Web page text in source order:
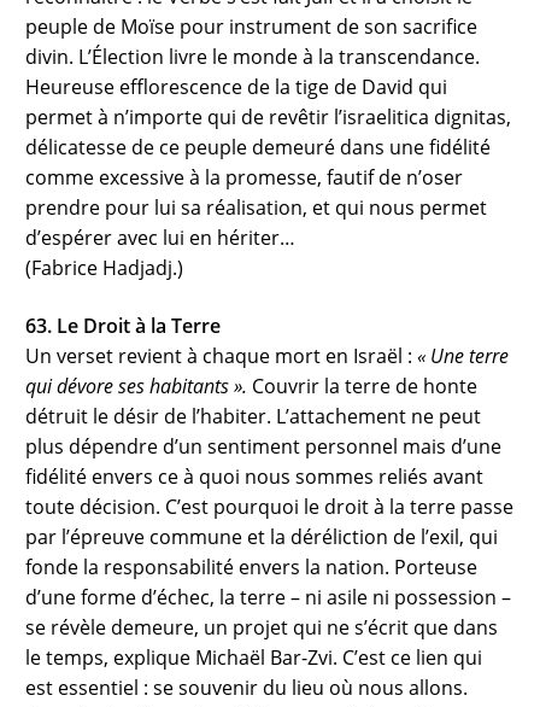
peuple de Moïse pour instrument de son sacrifice
divin. L’Élection livre le monde à la transcendance.
Heureuse efflorescence de la tige de David qui
permet à n’importe qui de revêtir l’israelitica dignitas,
délicatesse de ce peuple demeuré dans une fidélité
comme excessive à la promesse, fautif de n’oser
prendre pour lui sa réalisation, et qui nous permet
d’espérer avec lui en hériter…
(Fabrice Hadjadj.)
63. Le Droit à la Terre
Un verset revient à chaque mort en Israël : « Une terre
qui dévore ses habitants ». Couvrir la terre de honte
détruit le désir de l’habiter. L’attachement ne peut
plus dépendre d’un sentiment personnel mais d’une
fidélité envers ce à quoi nous sommes reliés avant
toute décision. C’est pourquoi le droit à la terre passe
par l’épreuve commune et la déréliction de l’exil, qui
fonde la responsabilité envers la nation. Porteuse
d’une forme d’échec, la terre – ni asile ni possession –
se révèle demeure, un projet qui ne s’écrit que dans
le temps, explique Michaël Bar-Zvi. C’est ce lien qui
est essentiel : se souvenir du lieu où nous allons.